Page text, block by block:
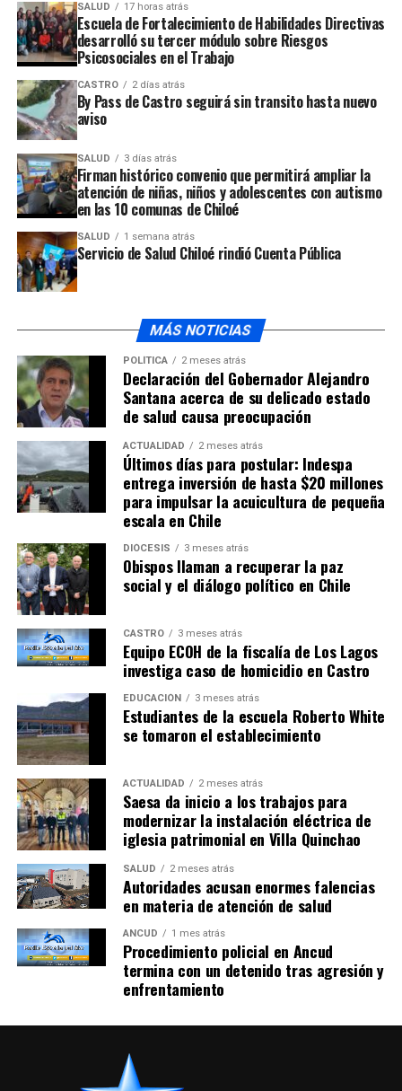
UP NEXT
Presidente de RN respalda a candidato Federico Kruger
NO TE PIERDAS
Candidato a alcalde criticó actual administración de
Corporación
SALUD 17 horas atrás
Escuela de Fortalecimiento de Habilidades Directivas
desarrolló su tercer módulo sobre Riesgos
Psicosociales en el Trabajo
CASTRO 2 días atrás
By Pass de Castro seguirá sin transito hasta nuevo
aviso
SALUD 3 días atrás
Firman histórico convenio que permitirá ampliar la
atención de niñas, niños y adolescentes con autismo
en las 10 comunas de Chiloé
SALUD 1 semana atrás
Servicio de Salud Chiloé rindió Cuenta Pública
MÁS NOTICIAS
POLÍTICA 2 meses atrás
Declaración del Gobernador Alejandro
Santana acerca de su delicado estado
de salud causa preocupación
ACTUALIDAD 2 meses atrás
Últimos días para postular: Indespa
entrega inversión de hasta $20 millones
para impulsar la acuicultura de pequeña
escala en Chile
DIÓCESIS 3 meses atrás
Obispos llaman a recuperar la paz
social y el diálogo político en Chile
CASTRO 3 meses atrás
Equipo ECOH de la fiscalía de Los Lagos
investiga caso de homicidio en Castro
EDUCACIÓN 3 meses atrás
Estudiantes de la escuela Roberto White
se tomaron el establecimiento
ACTUALIDAD 2 meses atrás
Saesa da inicio a los trabajos para
modernizar la instalación eléctrica de
iglesia patrimonial en Villa Quinchao
SALUD 2 meses atrás
Autoridades acusan enormes falencias
en materia de atención de salud
ANCUD 1 mes atrás
Procedimiento policial en Ancud
termina con un detenido tras agresión y
enfrentamiento